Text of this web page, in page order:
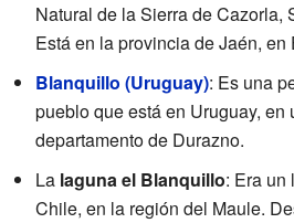
Natural de la Sierra de Cazorla,
Está en la provincia de Jaén, en
Blanquillo (Uruguay): Es una
pueblo que está en Uruguay, en
departamento de Durazno.
La laguna el Blanquillo: Era un
Chile, en la región del Maule.